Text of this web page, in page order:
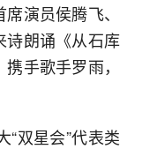
演员侯腾飞、
诗朗诵《从石库
手歌手罗雨，
“双星会”代表类